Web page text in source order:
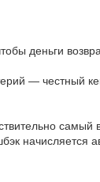
деньги
— честный
самый
начисляется